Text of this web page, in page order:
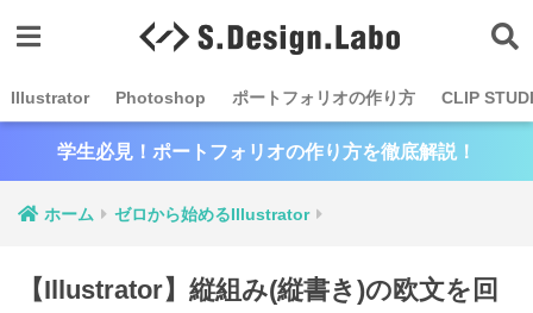
Illustrator Photoshop ポートフォリオの作り方 CLIP
学生必見！ポートフォリオの作り方を徹底解説！
ホーム ゼロから始めるIllustrator
【Illustrator】縦組み(縦書き)の欧文を回